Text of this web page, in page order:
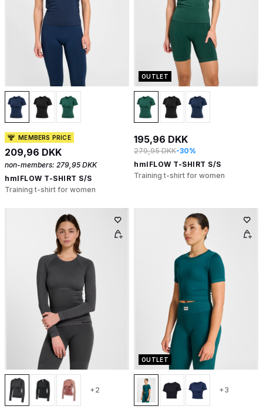
MEMBERS PRICE
209,96 DKK
non-members: 279,95 DKK
hmlFLOW T-SHIRT S/S
Training t-shirt for women
OUTLET
195,96 DKK
279,95 DKK-30%
hmlFLOW T-SHIRT S/S
Training t-shirt for women
+2
OUTLET
+3